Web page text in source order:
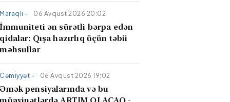
Maraqlı - 06 Avqust 2026 20:02
İmmuniteti ən sürətli bərpa edən
qidalar: Qışa hazırlıq üçün təbii
məhsullar
Cəmiyyət - 06 Avqust 2026 19:02
Əmək pensiyalarında və bu